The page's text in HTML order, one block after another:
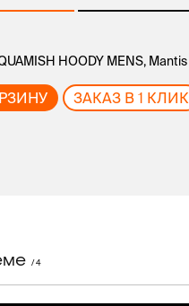
HOODY MENS, Mantis
ЗАКАЗ В 1 КЛИК
руб.
/ 4